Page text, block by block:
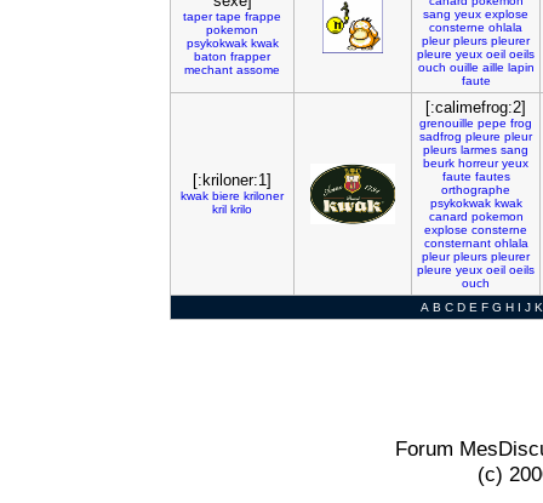
taper tape frappe
pokemon
psykokwak kwak
baton frapper
mechant assome
sang yeux explose
consterne ohlala
pleur pleurs pleurer
pleure yeux oeil oeils
ouch ouille aille lapin
faute
[:kriloner:1]
kwak biere kriloner
kril krilo
[:calimefrog:2]
grenouille pepe frog
sadfrog pleure pleur
pleurs larmes sang
beurk horreur yeux
faute fautes
orthographe
psykokwak kwak
canard pokemon
explose consterne
consternant ohlala
pleur pleurs pleurer
pleure yeux oeil oeils
ouch
A B C D E F G H I J K
Forum
(c)